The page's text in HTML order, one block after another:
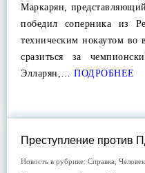
Маркарян,
победил соперника из
техническим нокаутом во
сразиться за
Элларян,… ПОДРОБНЕЕ
Преступление против
Новость в рубрике: Справка